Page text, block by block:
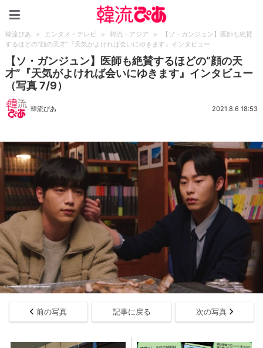
韓流ぴあ > エンタメ・テレビ > 韓流・アジア >
【ソ・ガンジュン】医師も絶賛
するほどの“顔の天才”『天気がよければ会いにゆきます』インタビュー
【ソ・ガンジュン】医師も絶賛するほどの“顔の天
才”『天気がよければ会いにゆきます』インタビュー
（写真 7/9）
韓流ぴあ 2021.8.6 18:53
前の写真 記事に戻る 次の写真